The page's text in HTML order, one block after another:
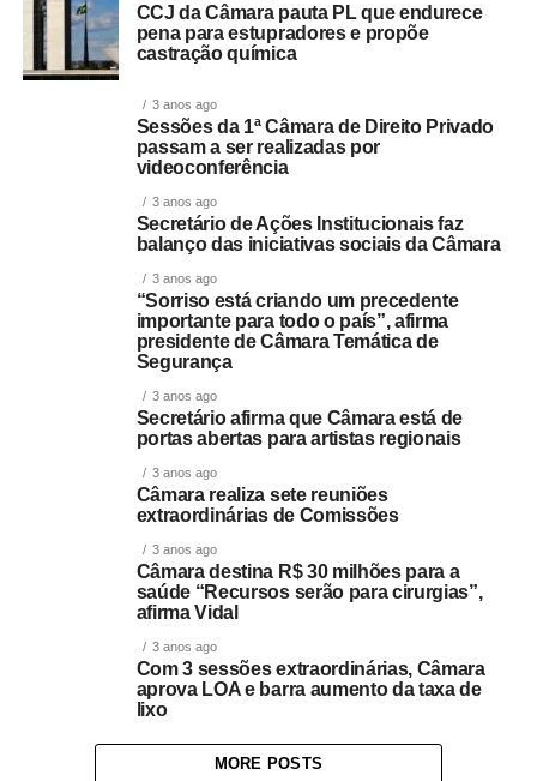
CCJ da Câmara pauta PL que endurece
pena para estupradores e propõe
castração química
3 anos ago
Sessões da 1ª Câmara de Direito Privado
passam a ser realizadas por
videoconferência
3 anos ago
Secretário de Ações Institucionais faz
balanço das iniciativas sociais da Câmara
3 anos ago
“Sorriso está criando um precedente
importante para todo o país”, afirma
presidente de Câmara Temática de
Segurança
3 anos ago
Secretário afirma que Câmara está de
portas abertas para artistas regionais
3 anos ago
Câmara realiza sete reuniões
extraordinárias de Comissões
3 anos ago
Câmara destina R$ 30 milhões para a
saúde “Recursos serão para cirurgias”,
afirma Vidal
3 anos ago
Com 3 sessões extraordinárias, Câmara
aprova LOA e barra aumento da taxa de
lixo
MORE POSTS